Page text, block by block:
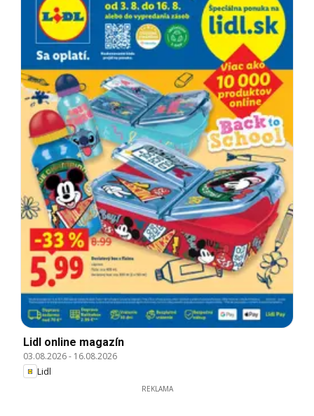
Lidl online magazín
03.08.2026- 16.08.2026
Lidl
REKLAMA